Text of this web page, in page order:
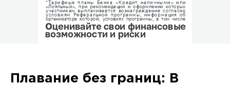
Плавание без границ: В